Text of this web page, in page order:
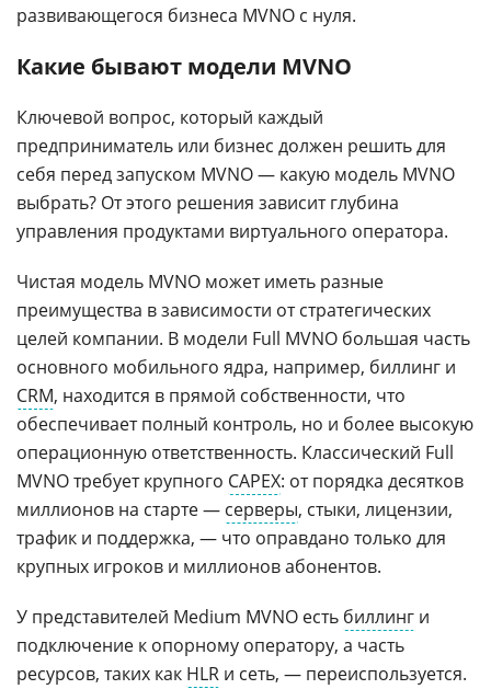
развивающегося бизнеса MVNO с нуля.
Какие бывают модели MVNO
Ключевой вопрос, который каждый
предприниматель или бизнес должен решить для
себя перед запуском MVNO — какую модель MVNO
выбрать? От этого решения зависит глубина
управления продуктами виртуального оператора.
Чистая модель MVNO может иметь разные
преимущества в зависимости от стратегических
целей компании. В модели Full MVNO большая часть
основного мобильного ядра, например, биллинг и
CRM, находится в прямой собственности, что
обеспечивает полный контроль, но и более высокую
операционную ответственность. Классический Full
MVNO требует крупного CAPEX: от порядка десятков
миллионов на старте — серверы, стыки, лицензии,
трафик и поддержка, — что оправдано только для
крупных игроков и миллионов абонентов.
У представителей Medium MVNO есть биллинг и
подключение к опорному оператору, а часть
ресурсов, таких как HLR и сеть, — переиспользуется.